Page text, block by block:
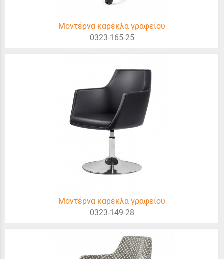
Μοντέρνα καρέκλα γραφείου
0323-165-25
Μοντέρνα καρέκλα γραφείου
0323-149-28